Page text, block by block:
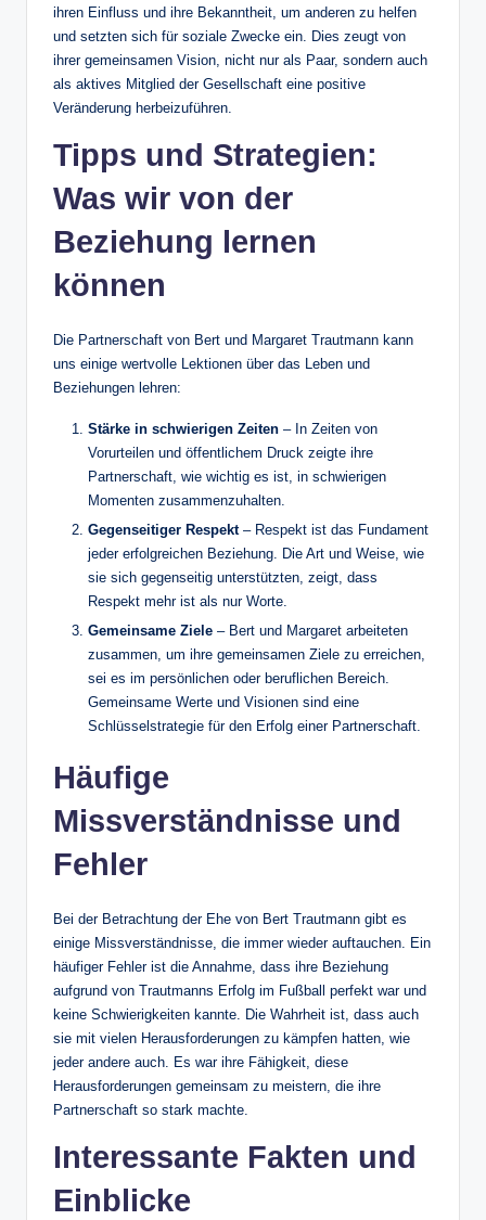
ihren Einfluss und ihre Bekanntheit, um anderen zu helfen
und setzten sich für soziale Zwecke ein. Dies zeugt von
ihrer gemeinsamen Vision, nicht nur als Paar, sondern auch
als aktives Mitglied der Gesellschaft eine positive
Veränderung herbeizuführen.
Tipps und Strategien:
Was wir von der
Beziehung lernen
können
Die Partnerschaft von Bert und Margaret Trautmann kann
uns einige wertvolle Lektionen über das Leben und
Beziehungen lehren:
Stärke in schwierigen Zeiten – In Zeiten von
Vorurteilen und öffentlichem Druck zeigte ihre
Partnerschaft, wie wichtig es ist, in schwierigen
Momenten zusammenzuhalten.
Gegenseitiger Respekt– Respekt ist das Fundament
jeder erfolgreichen Beziehung. Die Art und Weise, wie
sie sich gegenseitig unterstützten, zeigt, dass
Respekt mehr ist als nur Worte.
Gemeinsame Ziele – Bert und Margaret arbeiteten
zusammen, um ihre gemeinsamen Ziele zu erreichen,
sei es im persönlichen oder beruflichen Bereich.
Gemeinsame Werte und Visionen sind eine
Schlüsselstrategie für den Erfolg einer Partnerschaft.
Häufige
Missverständnisse und
Fehler
Bei der Betrachtung der Ehe von Bert Trautmann gibt es
einige Missverständnisse, die immer wieder auftauchen. Ein
häufiger Fehler ist die Annahme, dass ihre Beziehung
aufgrund von Trautmanns Erfolg im Fußball perfekt war und
keine Schwierigkeiten kannte. Die Wahrheit ist, dass auch
sie mit vielen Herausforderungen zu kämpfen hatten, wie
jeder andere auch. Es war ihre Fähigkeit, diese
Herausforderungen gemeinsam zu meistern, die ihre
Partnerschaft so stark machte.
Interessante Fakten und
Einblicke